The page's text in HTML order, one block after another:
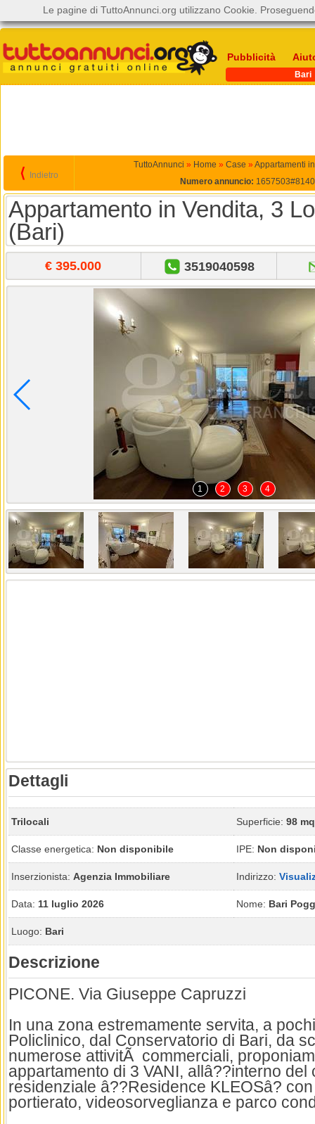
Pubblicità
Bari
⟨ Indietro
TuttoAnnunci » Home » Case » Appartamenti
Numero annuncio:
Appartamento in Vendita, 3
(Bari)
€ 395.000 3519040598
1 2 3 4
Dettagli
Trilocali Superficie: 98 mq
Classe energetica: Non disponibile IPE: Non
Inserzionista: Agenzia Immobiliare Indirizzo:
Data: 11 luglio 2026 Nome: Bari
Luogo: Bari
Descrizione
PICONE. Via Giuseppe Capruzzi
In una zona estremamente servita, a
Policlinico, dal Conservatorio di Bari, da
numerose attivitÃ commerciali,
appartamento di 3 VANI, allâ??interno del
residenziale â??Residence KLEOSâ?
portierato, videosorveglianza e parco
Le pagine di TuttoAnnunci.org utilizzano Cookie.